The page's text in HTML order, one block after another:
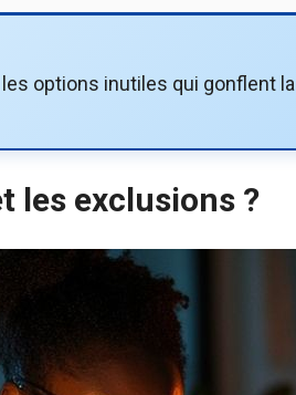
options inutiles qui gonflent la
les exclusions ?